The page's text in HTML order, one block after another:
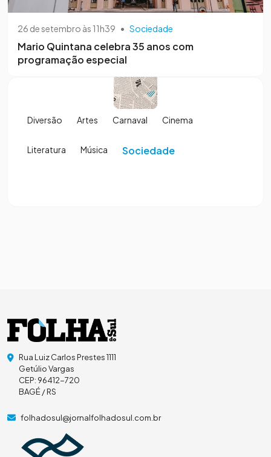
26 de setembro às 11h39 • Sociedade
Mario Quintana celebra 35 anos com
programação especial
Diversão Artes Carnaval Cinema
Literatura Música Sociedade
Rua Luiz Carlos Prestes 1111
Getúlio Vargas
CEP: 96412-720
BAGÉ / RS
folhadosul@jornalfolhadosul.com.br